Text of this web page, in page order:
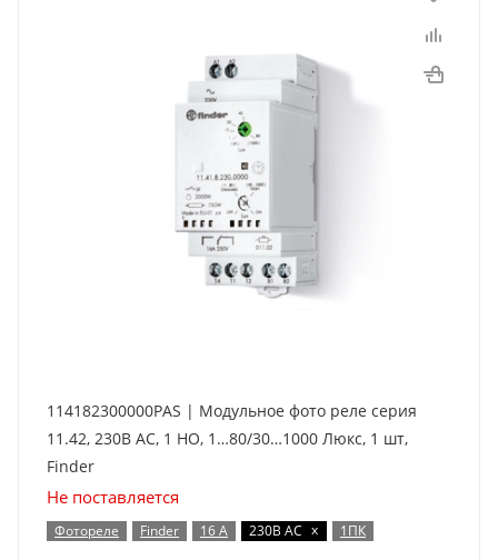
114182300000PAS | Модульное фото реле серия
11.42, 230В AC, 1 НО, 1…80/30…1000 Люкс, 1 шт,
Finder
Не поставляется
Фотореле Finder 16 А 230В AC x 1ПК